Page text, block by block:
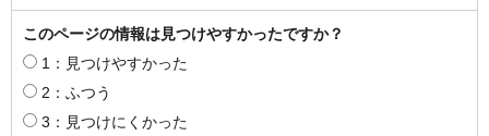
このページの情報は見つけやすかったですか？
1：見つけやすかった
2：ふつう
3：見つけにくかった